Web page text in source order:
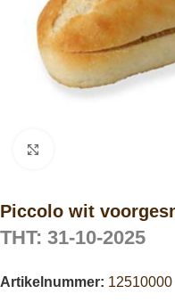
Piccolo wit
THT: 31-10-2025
Artikelnummer: 12510000